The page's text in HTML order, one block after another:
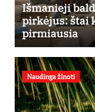
Išmanieji
pirkėjus: štai
pirmiausia
Naudinga žinoti